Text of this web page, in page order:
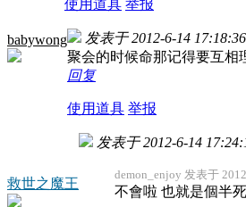
使用道具 举报
babywong 发表于 2012-6-14 17:18:36
聚会的时候命那记得要互相
回复
使用道具 举报
救世之魔王
发表于 2012-6-14
demon_enjoy 发表于
不會啦 也就是個半死